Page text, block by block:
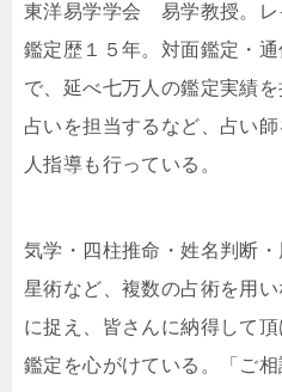
東洋易学学会 易学教授。レ
鑑定歴１５年。対面鑑定・
で、延べ七万人の鑑定実績
占いを担当するなど、占い
人指導も行っている。
気学・四柱推命・姓名判断
星術など、複数の占術を用
に捉え、皆さんに納得して
鑑定を心がけている。「ご